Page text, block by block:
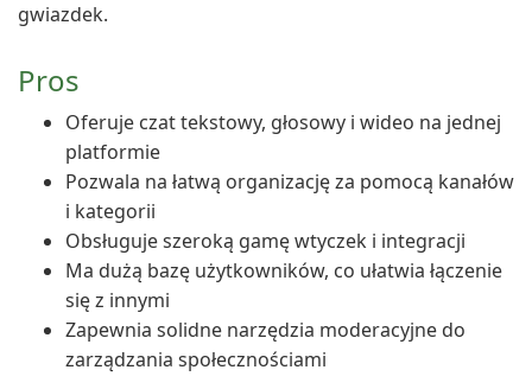
gwiazdek.
Pros
Oferuje czat tekstowy, głosowy i wideo na jednej
platformie
Pozwala na łatwą organizację za pomocą kanałów
i kategorii
Obsługuje szeroką gamę wtyczek i integracji
Ma dużą bazę użytkowników, co ułatwia łączenie
się z innymi
Zapewnia solidne narzędzia moderacyjne do
zarządzania społecznościami